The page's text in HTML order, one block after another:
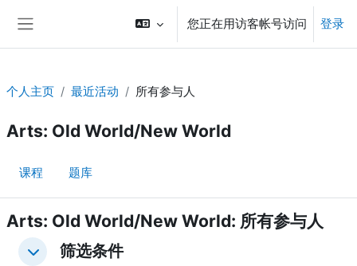
您正在用访客帐号访问 登录
个人主页 最近活动 所有参与人
Arts: Old World/New World
课程 题库
Arts: Old World/New World: 所有参与人
筛选条件
筛选条件筛选条件